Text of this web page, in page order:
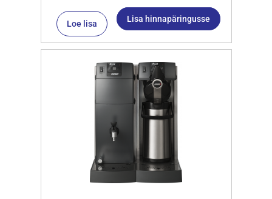
Loe lisa Lisa hinnapäringusse